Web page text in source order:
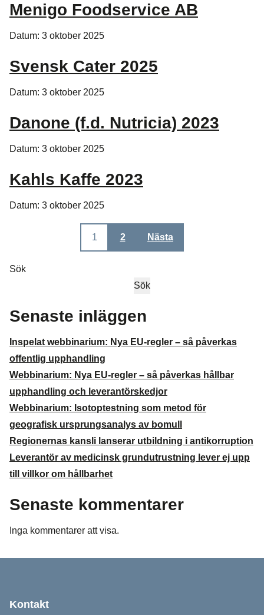
Menigo Foodservice AB
Datum: 3 oktober 2025
Svensk Cater 2025
Datum: 3 oktober 2025
Danone (f.d. Nutricia) 2023
Datum: 3 oktober 2025
Kahls Kaffe 2023
Datum: 3 oktober 2025
Sidnumrering
inlägg
1 2 Nästa
Sök
Sök
Senaste inläggen
Inspelat webbinarium: Nya EU-regler – så påverkas
offentlig upphandling
Webbinarium: Nya EU-regler – så påverkas hållbar
upphandling och leverantörskedjor
Webbinarium: Isotoptestning som metod för
geografisk ursprungsanalys av bomull
Regionernas kansli lanserar utbildning i antikorruption
Leverantör av medicinsk grundutrustning lever ej upp
till villkor om hållbarhet
Senaste kommentarer
Inga kommentarer att visa.
Kontakt